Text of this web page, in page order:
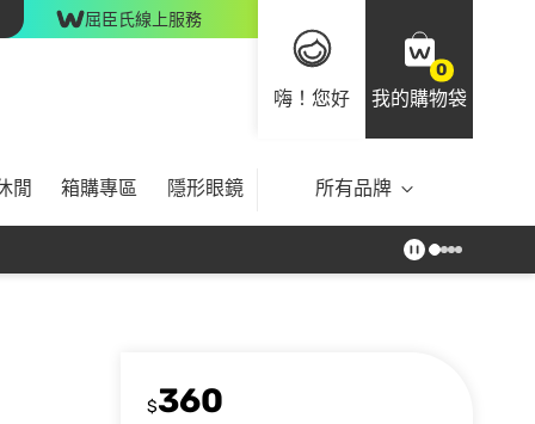
屈臣氏線上服務
嗨！您好
0
我的購物袋
閒 箱購專區 隱形眼鏡 所有品牌
$360